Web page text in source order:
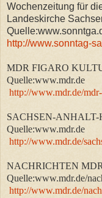
Wochenzeitung für
Landeskirche
http://www.sonntag-
MDR FIGARO
Quelle:www.mdr.de
http://www.mdr.de/
SACHSEN-ANHALT-
Quelle:www.mdr.de
http://www.mdr.de/
NACHRICHTEN
Quelle:www.mdr.de/
http://www.mdr.de/